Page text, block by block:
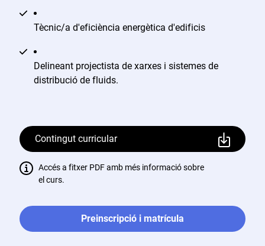
Tècnic/a d'eficiència energètica d'edificis
Delineant projectista de xarxes i sistemes de
distribució de fluids.
Contingut curricular
Accés a fitxer PDF amb més informació sobre
el curs.
Preinscripció i matrícula